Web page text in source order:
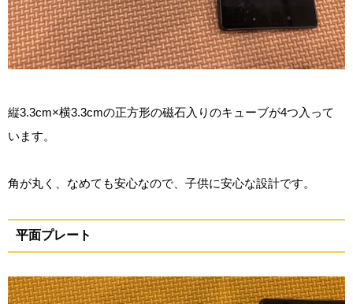
縦3.3cm×横3.3cmの正方形の磁石入りのキューブが4つ入って
います。
角が丸く、なめても安心なので、子供に安心な設計です。
平面プレート